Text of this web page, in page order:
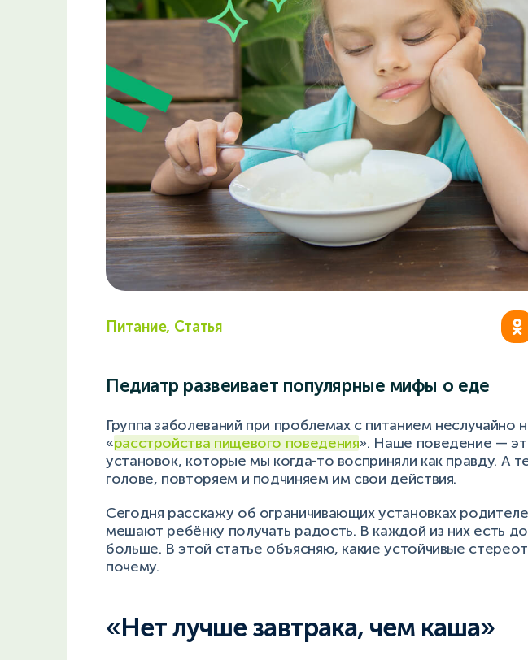
Питание, Статья
Педиатр развеивает популярные мифы о еде
Группа заболеваний при проблемах с питанием неслучайно
«расстройства пищевого поведения». Наше поведение —
установок, которые мы когда-то восприняли как правду. А
голове, повторяем и подчиняем им свои действия.
Сегодня расскажу об ограничивающих установках
мешают ребёнку получать радость. В каждой из них есть
больше. В этой статье объясняю, какие устойчивые
почему.
«Нет лучше завтрака, чем каша»